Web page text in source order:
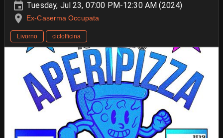
Tuesday, Jul 23, 07:00 PM-12:30 AM (2024)
Ex-Caserma Occupata
Livorno ciclofficina